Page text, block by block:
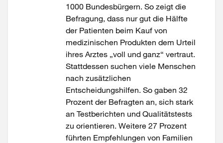
1000 Bundesbürgern. So zeigt die
Befragung, dass nur gut die Hälfte
der Patienten beim Kauf von
medizinischen Produkten dem Urteil
ihres Arztes „voll und ganz“ vertraut.
Stattdessen suchen viele Menschen
nach zusätzlichen
Entscheidungshilfen. So gaben 32
Prozent der Befragten an, sich stark
an Testberichten und Qualitätstests
zu orientieren. Weitere 27 Prozent
führten Empfehlungen von Familien